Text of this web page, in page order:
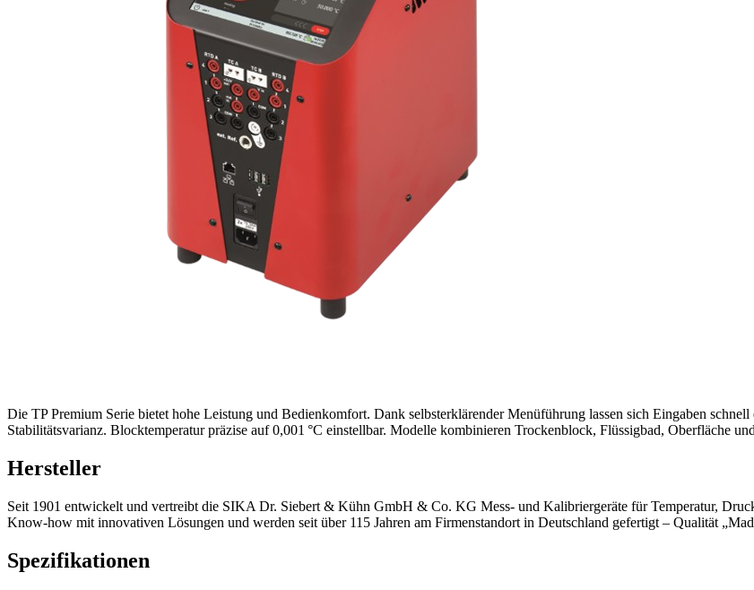
Die TP Premium Serie bietet hohe Leistung und Bedienkomfort. Dank selbsterklärender Menüführung lassen sich Eingaben
Stabilitätsvarianz. Blocktemperatur präzise auf 0,001 °C einstellbar. Modelle kombinieren Trockenblock, Flüssigbad, Oberfläche
Hersteller
Seit 1901 entwickelt und vertreibt die SIKA Dr. Siebert & Kühn GmbH & Co. KG Mess- und Kalibriergeräte für Temperatur,
Know-how mit innovativen Lösungen und werden seit über 115 Jahren am Firmenstandort in Deutschland gefertigt – Qualität
Spezifikationen